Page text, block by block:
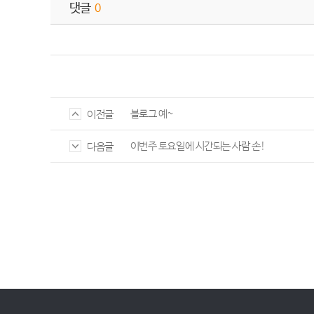
댓글 0
이전글 블로그 예~
다음글 이번주 토요일에 시간되는 사람 손!